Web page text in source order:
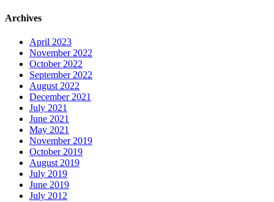
Archives
April 2023
November 2022
October 2022
September 2022
August 2022
December 2021
July 2021
June 2021
May 2021
November 2019
October 2019
August 2019
July 2019
June 2019
July 2012